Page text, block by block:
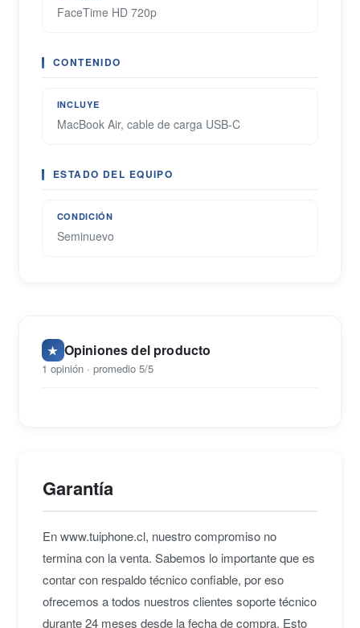
FaceTime HD 720p
CONTENIDO
INCLUYE
MacBook Air, cable de carga USB-C
ESTADO DEL EQUIPO
CONDICIÓN
Seminuevo
★ Opiniones del producto
1 opinión · promedio 5/5
Garantía
En www.tuiphone.cl, nuestro compromiso no
termina con la venta. Sabemos lo importante que es
contar con respaldo técnico confiable, por eso
ofrecemos a todos nuestros clientes soporte técnico
durante 24 meses desde la fecha de compra. Esto